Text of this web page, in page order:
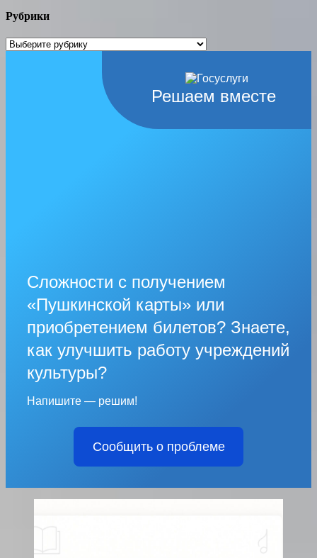
Рубрики
Рубрики
Решаем вместе
Сложности с получением
«Пушкинской карты» или
приобретением билетов? Знаете,
как улучшить работу учреждений
культуры?
Напишите — решим!
Сообщить о проблеме